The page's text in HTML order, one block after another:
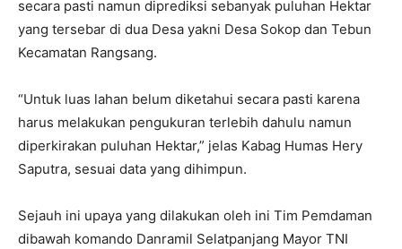
secara pasti namun diprediksi sebanyak puluhan Hektar
yang tersebar di dua Desa yakni Desa Sokop dan Tebun
Kecamatan Rangsang.
“Untuk luas lahan belum diketahui secara pasti karena
harus melakukan pengukuran terlebih dahulu namun
diperkirakan puluhan Hektar,” jelas Kabag Humas Hery
Saputra, sesuai data yang dihimpun.
Sejauh ini upaya yang dilakukan oleh ini Tim Pemdaman
dibawah komando Danramil Selatpanjang Mayor TNI